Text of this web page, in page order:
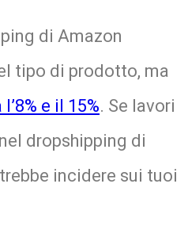
di Amazon
tipo di prodotto, ma
e il 15%. Se lavori
dropshipping di
incidere sui tuoi